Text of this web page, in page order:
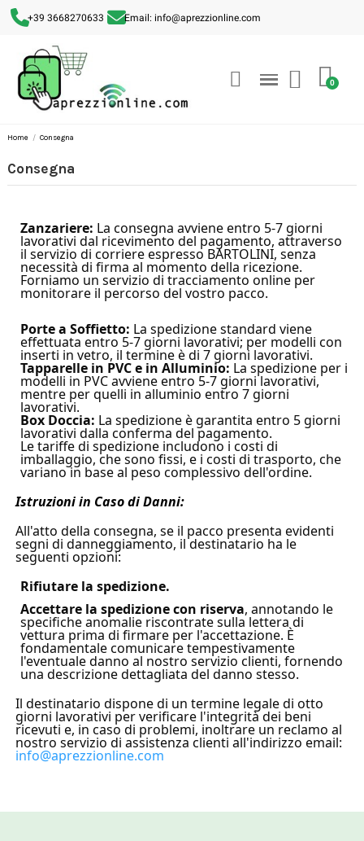
+39 3668270633 Email: info@aprezzionline.com
Home Consegna
Consegna
Zanzariere: La consegna avviene entro 5-7 giorni
lavorativi dal ricevimento del pagamento, attraverso
il servizio di corriere espresso BARTOLINI, senza
necessità di firma al momento della ricezione.
Forniamo un servizio di tracciamento online per
monitorare il percorso del vostro pacco.
Porte a Soffietto: La spedizione standard viene
effettuata entro 5-7 giorni lavorativi; per modelli con
inserti in vetro, il termine è di 7 giorni lavorativi.
Tapparelle in PVC e in Alluminio: La spedizione per i
modelli in PVC avviene entro 5-7 giorni lavorativi,
mentre per quelli in alluminio entro 7 giorni
lavorativi.
Box Doccia: La spedizione è garantita entro 5 giorni
lavorativi dalla conferma del pagamento.
Le tariffe di spedizione includono i costi di
imballaggio, che sono fissi, e i costi di trasporto, che
variano in base al peso complessivo dell'ordine.
Istruzioni in Caso di Danni:
All'atto della consegna, se il pacco presenta evidenti
segni di danneggiamento, il destinatario ha le
seguenti opzioni:
Rifiutare la spedizione.
Accettare la spedizione con riserva, annotando le
specifiche anomalie riscontrate sulla lettera di
vettura prima di firmare per l'accettazione. È
fondamentale comunicare tempestivamente
l'eventuale danno al nostro servizio clienti, fornendo
una descrizione dettagliata del danno stesso.
Il destinatario dispone di un termine legale di otto
giorni lavorativi per verificare l'integrità dei beni
ricevuti e, in caso di problemi, inoltrare un reclamo al
nostro servizio di assistenza clienti all'indirizzo email:
info@aprezzionline.com